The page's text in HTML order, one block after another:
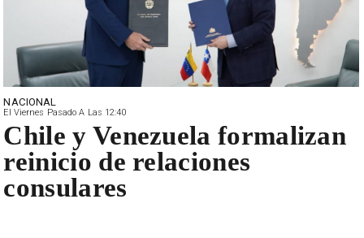
NACIONAL
El Viernes Pasado A Las 12:40
Chile y Venezuela formalizan
reinicio de relaciones
consulares